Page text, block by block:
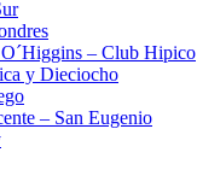
– Club Hipico
y Dieciocho
– San Eugenio